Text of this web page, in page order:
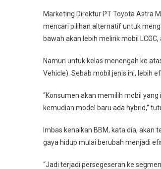
Marketing Direktur PT Toyota Astra
mencari pilihan alternatif untuk
bawah akan lebih melirik mobil
Namun untuk kelas menengah ke
Vehicle). Sebab mobil jenis ini, lebih
“Konsumen akan memilih mobil
kemudian model baru ada hybrid,”
Imbas kenaikan BBM, kata dia, akan
gaya hidup mulai berubah menjadi
“Jadi terjadi persegeseran ke